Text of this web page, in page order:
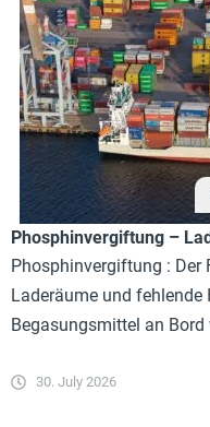
Phosphinvergiftung –
Phosphinvergiftung :
Laderäume und
Begasungsmittel an Bord
30. July 2026